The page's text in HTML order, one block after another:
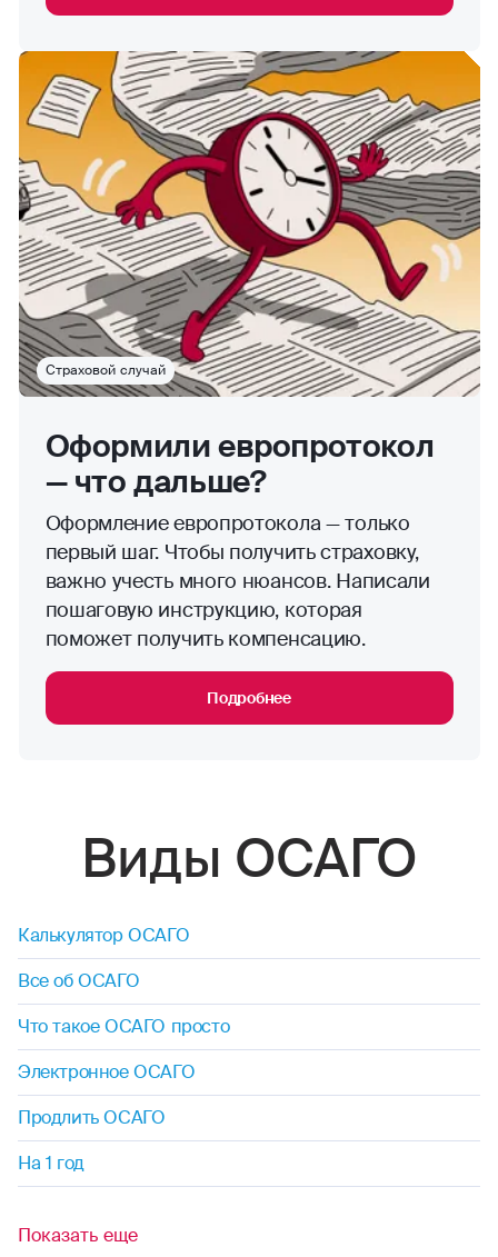
Страховой случай
Оформили европротокол
— что дальше?
Оформление европротокола — только
первый шаг. Чтобы получить страховку,
важно учесть много нюансов. Написали
пошаговую инструкцию, которая
поможет получить компенсацию.
Подробнее
Виды ОСАГО
Калькулятор ОСАГО
Все об ОСАГО
Что такое ОСАГО просто
Электронное ОСАГО
Продлить ОСАГО
На 1 год
Показать еще